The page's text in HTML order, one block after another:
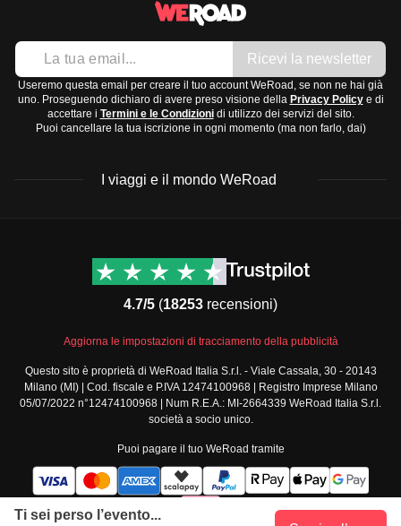
Ti sei perso l’evento...
Ricevi la newsletter
Useremo questa email per creare il tuo account WeRoad, se non ne hai già
uno. Proseguendo dichiaro di avere preso visione della Privacy Policye di
accettare i Termini e le Condizionidi utilizzo dei servizi del sito.
Puoi cancellare la tua iscrizione in ogni momento (ma non farlo, dai)
I viaggi e il mondo WeRoad
Viaggi di gruppo Nord
Viaggi di gruppo Centro
Viaggi di gruppo Sud
America
Viaggi di gruppo Africa
Viaggi di gruppo Medio
Viaggi di gruppo Asia
Viaggi di gruppo Europa
Viaggi di gruppo Nord
Europa
Contatti
Termini e condizioni
Condizioni generali
standard
Policy annullamento
viaggio
Privacy policy
Security
Governance
4.7/5 (18253 recensioni)
Aggiorna le impostazioni di tracciamento della pubblicità
Questo sito è proprietà di WeRoad Italia S.r.l. - Viale Cassala, 30 - 20143
Milano (MI) | Cod. fiscale e P.IVA 12474100968 | Registro Imprese Milano
05/07/2022 n°12474100968 | Num R.E.A.: MI-2664339 WeRoad Italia S.r.l.
società a socio unico.
Puoi pagare il tuo WeRoad tramite